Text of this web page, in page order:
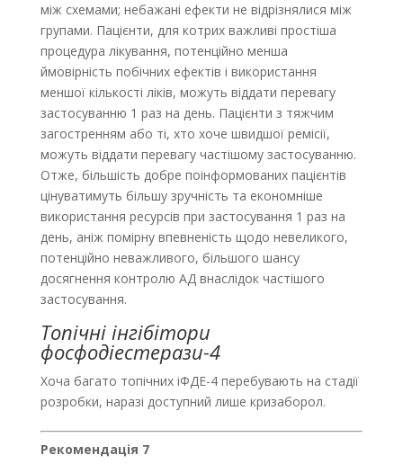
між схемами; небажані ефекти не відрізнялися між
групами. Пацієнти, для котрих важливі простіша
процедура лікування, потенційно менша
ймовірність побічних ефектів і використання
меншої кількості ліків, можуть віддати перевагу
застосуванню 1 раз на день. Пацієнти з тяжчим
загостренням або ті, хто хоче швидшої ремісії,
можуть віддати перевагу частішому застосуванню.
Отже, більшість добре поінформованих пацієнтів
цінуватимуть більшу зручність та економніше
використання ресурсів при застосування 1 раз на
день, аніж помірну впевненість щодо невеликого,
потенційно неважливого, більшого шансу
досягнення контролю АД внаслідок частішого
застосування.
Топічні інгібітори
фосфодіестерази-4
Хоча багато топічних іФДЕ-4 перебувають на стадії
розробки, наразі доступний лише кризаборол.
Рекомендація 7